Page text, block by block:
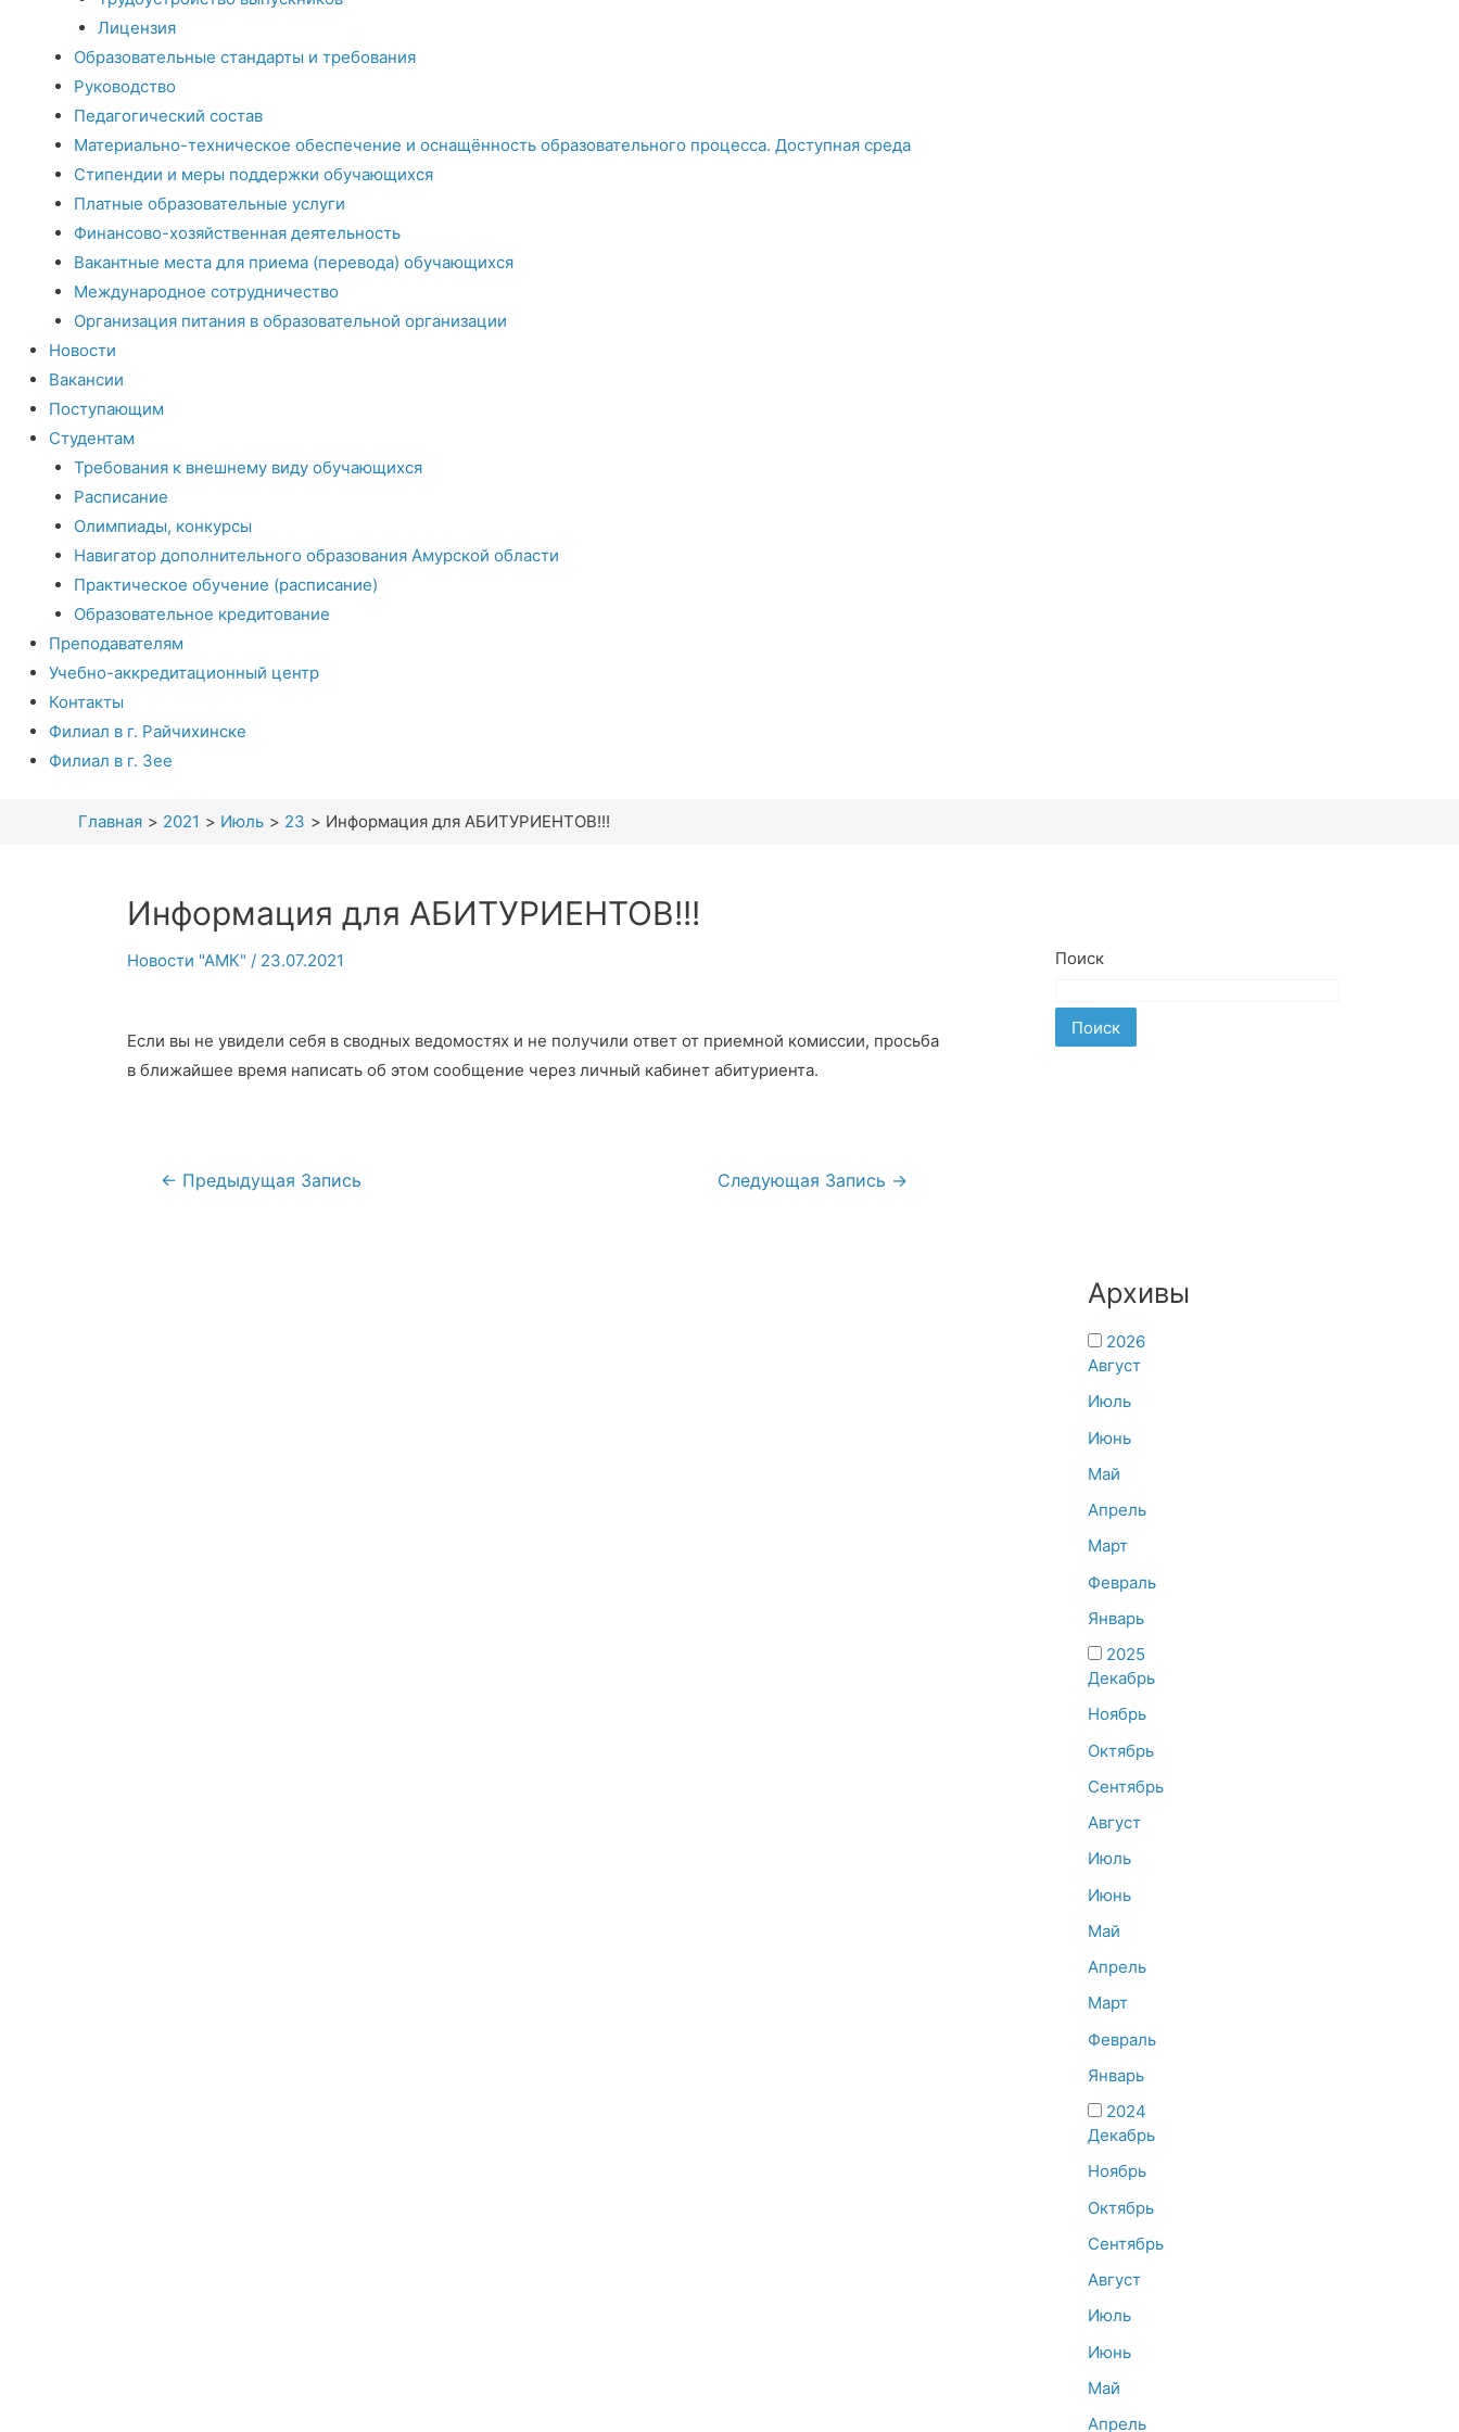
Лицензия
Образовательные стандарты и требования
Руководство
Педагогический состав
Материально-техническое обеспечение и оснащённость образовательного процесса. Доступная среда
Стипендии и меры поддержки обучающихся
Платные образовательные услуги
Финансово-хозяйственная деятельность
Вакантные места для приема (перевода) обучающихся
Международное сотрудничество
Организация питания в образовательной организации
Новости
Вакансии
Поступающим
Студентам
Требования к внешнему виду обучающихся
Расписание
Олимпиады, конкурсы
Навигатор дополнительного образования Амурской области
Практическое обучение (расписание)
Образовательное кредитование
Преподавателям
Учебно-аккредитационный центр
Контакты
Филиал в г. Райчихинске
Филиал в г. Зее
Главная 2021 Июль 23 Информация для АБИТУРИЕНТОВ!!!
Информация для АБИТУРИЕНТОВ!!!
Новости "АМК" / 23.07.2021
Если вы не увидели себя в сводных ведомостях и не получили ответ от приемной комиссии, просьба
в ближайшее время написать об этом сообщение через личный кабинет абитуриента.
Навигация
← Предыдущая Запись Следующая Запись →
Поиск
Поиск
Архивы
2026
Август
Июль
Июнь
Май
Апрель
Март
Февраль
Январь
2025
Декабрь
Ноябрь
Октябрь
Сентябрь
Август
Июль
Июнь
Май
Апрель
Март
Февраль
Январь
2024
Декабрь
Ноябрь
Октябрь
Сентябрь
Август
Июль
Июнь
Май
Апрель